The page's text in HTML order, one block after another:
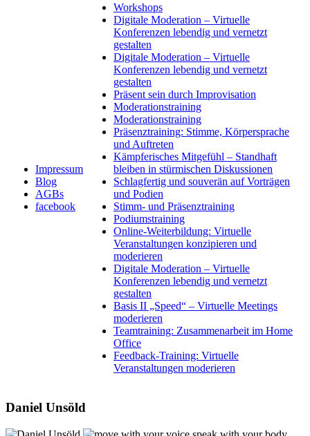
Impressum
Blog
AGBs
facebook
Workshops
Digitale Moderation – Virtuelle
Konferenzen lebendig und vernetzt
gestalten
Digitale Moderation – Virtuelle
Konferenzen lebendig und vernetzt
gestalten
Präsent sein durch Improvisation
Moderationstraining
Moderationstraining
Präsenztraining: Stimme, Körpersprache
und Auftreten
Kämpferisches Mitgefühl – Standhaft
bleiben in stürmischen Diskussionen
Schlagfertig und souverän auf Vorträgen
und Podien
Stimm- und Präsenztraining
Podiumstraining
Online-Weiterbildung: Virtuelle
Veranstaltungen konzipieren und
moderieren
Digitale Moderation – Virtuelle
Konferenzen lebendig und vernetzt
gestalten
Basis II „Speed“ – Virtuelle Meetings
moderieren
Teamtraining: Zusammenarbeit im Home
Office
Feedback-Training: Virtuelle
Veranstaltungen moderieren
Daniel Unsöld